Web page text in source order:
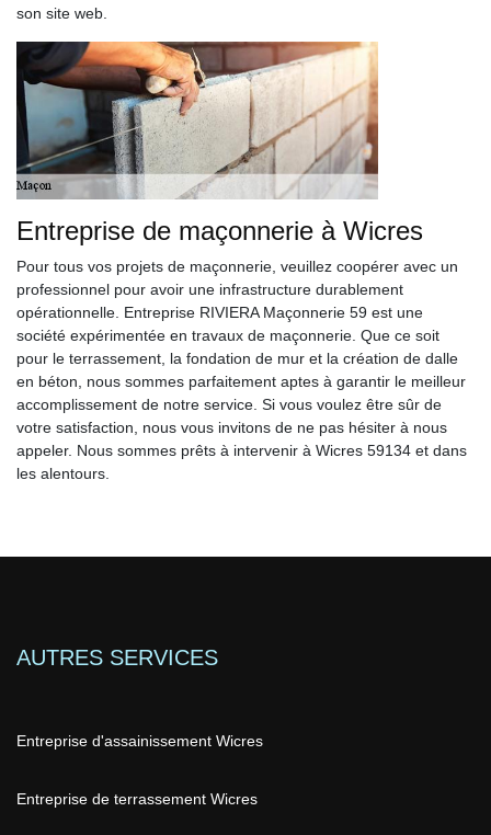
son site web.
Entreprise de maçonnerie à Wicres
Pour tous vos projets de maçonnerie, veuillez coopérer avec un
professionnel pour avoir une infrastructure durablement
opérationnelle. Entreprise RIVIERA Maçonnerie 59 est une
société expérimentée en travaux de maçonnerie. Que ce soit
pour le terrassement, la fondation de mur et la création de dalle
en béton, nous sommes parfaitement aptes à garantir le meilleur
accomplissement de notre service. Si vous voulez être sûr de
votre satisfaction, nous vous invitons de ne pas hésiter à nous
appeler. Nous sommes prêts à intervenir à Wicres 59134 et dans
les alentours.
AUTRES SERVICES
Entreprise d'assainissement Wicres
Entreprise de terrassement Wicres